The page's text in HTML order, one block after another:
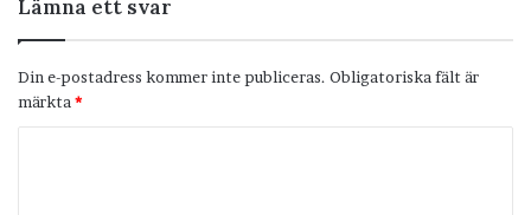
Lämna ett svar
Din e-postadress kommer inte publiceras. Obligatoriska fält är
märkta *